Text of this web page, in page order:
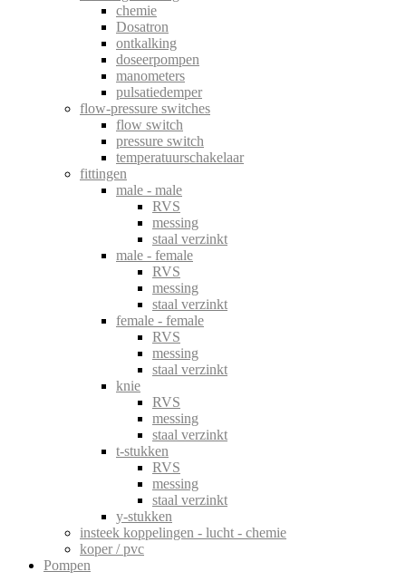
chemie
Dosatron
ontkalking
doseerpompen
manometers
pulsatiedemper
flow-pressure switches
flow switch
pressure switch
temperatuurschakelaar
fittingen
male - male
RVS
messing
staal verzinkt
male - female
RVS
messing
staal verzinkt
female - female
RVS
messing
staal verzinkt
knie
RVS
messing
staal verzinkt
t-stukken
RVS
messing
staal verzinkt
y-stukken
insteek koppelingen - lucht - chemie
koper / pvc
Pompen